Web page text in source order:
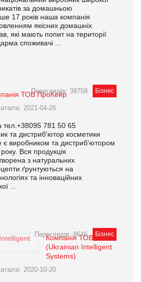
за домашньою
17 років наша компанія
якісних домашніх
які мають попит на території
споживачі ...
Переглядів: 39758 Бізнес
ТОВ ПроКейр
2021-04-26
тел.+38095 781 50 65
та дистриб'ютор косметики
є виробником та дистриб'ютором
Вся продукція
з натуральних
ґрунтуються на
та інноваційних
...
Переглядів: 8646 Бізнес
Компанія ТОВ UIS
(Ukrainian Intelligent
Systems)
2020-10-20